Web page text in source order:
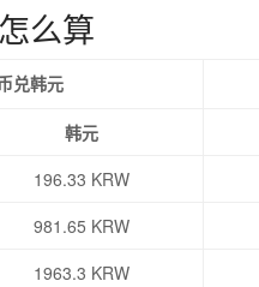
么算
兑韩元
韩元
196.33 KRW
981.65 KRW
1963.3 KRW